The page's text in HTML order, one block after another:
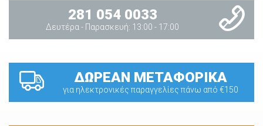
281 054 0033
Δευτέρα - Παρασκευή: 13:00 - 17:00
ΔΩΡΕΑΝ ΜΕΤΑΦΟΡΙΚΑ
για ηλεκτρονικές παραγγελίες πάνω από €150